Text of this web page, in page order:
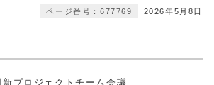
2026年5月8日
ページ番号：677769
プロジェクトチーム会議